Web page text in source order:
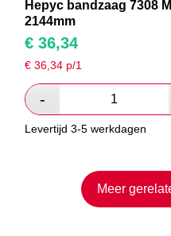
Hepyc bandzaag 7308
2144mm
€ 36,34
€36,34 p/1
Levertijd 3-5 werkdagen
Meer